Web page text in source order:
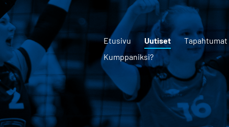
Etusivu Uutiset Tapahtumat
Kumppaniksi?